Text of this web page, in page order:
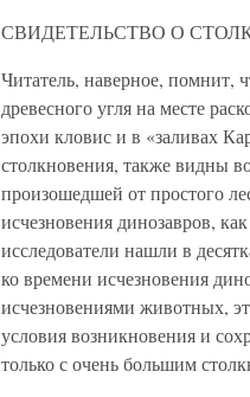
СВИДЕТЕЛЬСТВО О
Читатель, наверное, помнит,
древесного угля на месте
эпохи кловис и в «заливах
столкновения, также видны
произошедшей от простого
исчезновения динозавров,
исследователи нашли в
ко времени исчезновения
исчезновениями животных,
условия возникновения и
только с очень большим